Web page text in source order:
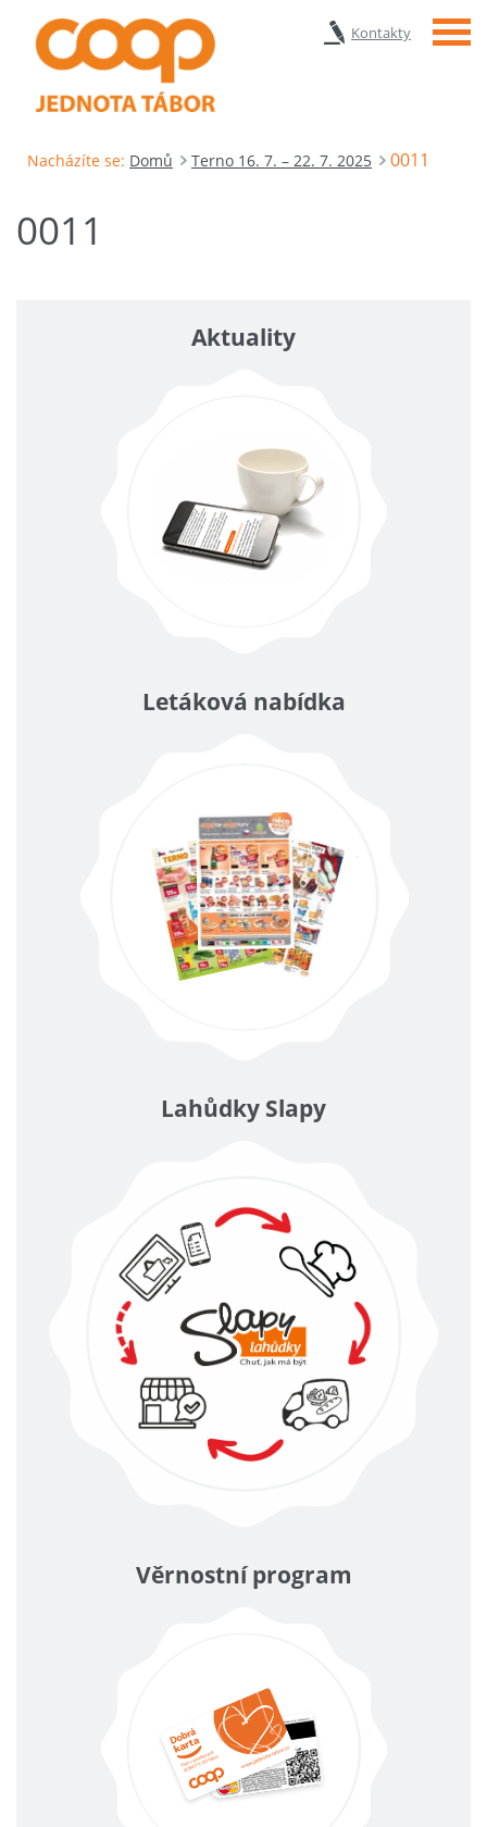
Kontakty Menu
Nacházíte se: Domů Terno 16. 7. – 22. 7. 2025 0011
0011
Aktuality
Letáková nabídka
Lahůdky Slapy
Věrnostní program